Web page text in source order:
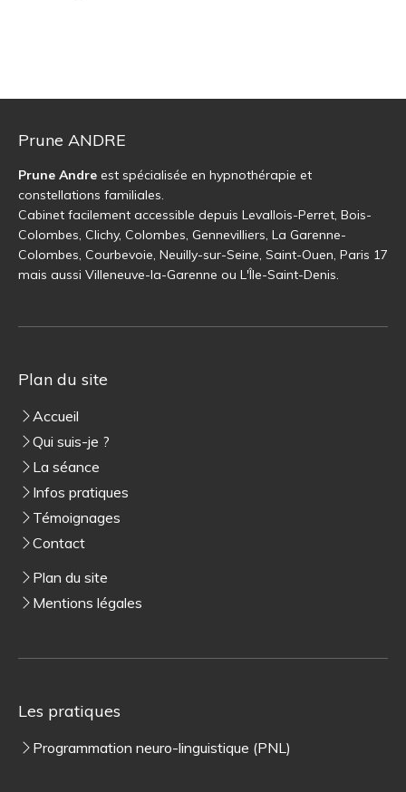
Prune ANDRE
Prune Andre est spécialisée en hypnothérapie et
constellations familiales.
Cabinet facilement accessible depuis Levallois-Perret, Bois-
Colombes, Clichy, Colombes, Gennevilliers, La Garenne-
Colombes, Courbevoie, Neuilly-sur-Seine, Saint-Ouen, Paris 17
mais aussi Villeneuve-la-Garenne ou L'Île-Saint-Denis.
Plan du site
Accueil
Qui suis-je ?
La séance
Infos pratiques
Témoignages
Contact
Plan du site
Mentions légales
Les pratiques
Programmation neuro-linguistique (PNL)